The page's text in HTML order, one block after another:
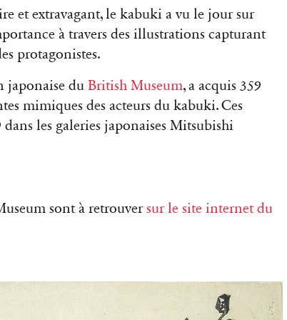
et extravagant, le kabuki a vu le jour sur
à travers des illustrations capturant
protagonistes.
japonaise du British Museum, a acquis 359
mimiques des acteurs du kabuki. Ces
les galeries japonaises Mitsubishi
sont à retrouversur le site internet du